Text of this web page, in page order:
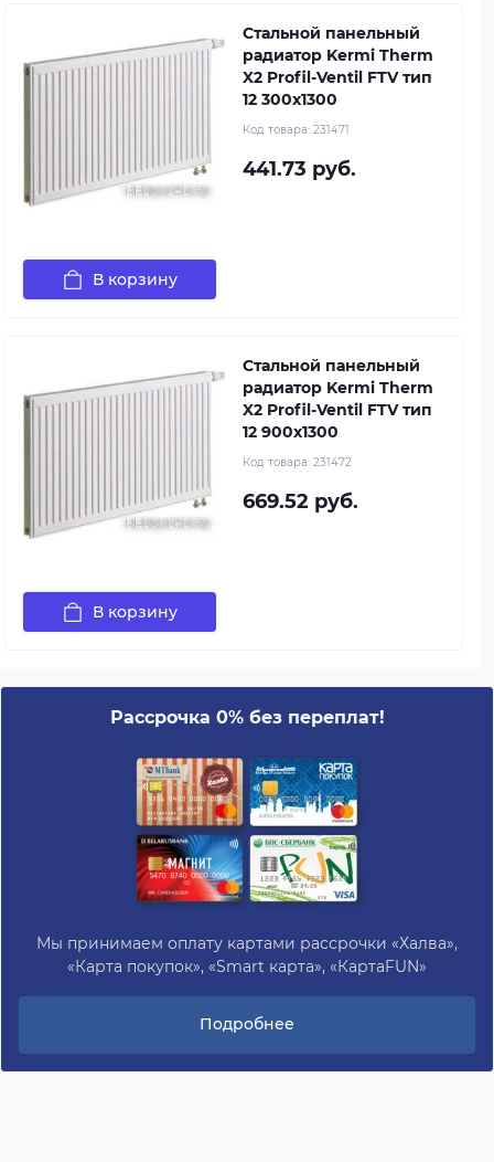
Стальной панельный
радиатор Kermi Therm
X2 Profil-Ventil FTV тип
12 300x1300
Код товара: 231471
441.73 руб.
В корзину
Стальной панельный
радиатор Kermi Therm
X2 Profil-Ventil FTV тип
12 900x1300
Код товара: 231472
669.52 руб.
В корзину
Рассрочка 0% без переплат!
Мы принимаем оплату картами рассрочки «Халва»,
«Карта покупок», «Smart карта», «КартаFUN»
Подробнее